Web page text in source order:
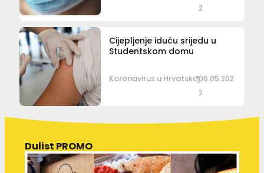
2
Cijepljenje iduću srijedu u
Studentskom domu
Koronavirus u Hrvatskoj06.05.202
2
Dulist PROMO